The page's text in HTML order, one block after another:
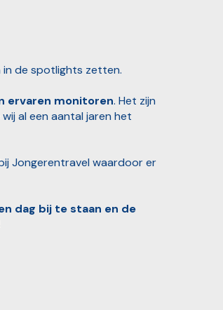
in de spotlights zetten.
ervaren monitoren. Het zijn
al een aantal jaren het
Jongerentravel waardoor er
dag bij te staan en de